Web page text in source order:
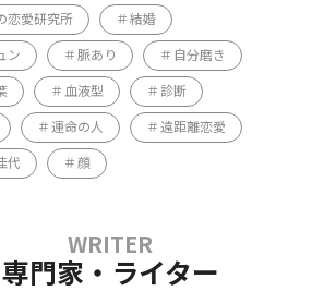
恋愛研究所 結婚
ン 脈あり 自分磨き
血液型 診断
運命の人 遠距離恋愛
代 顔
専門家・ライター